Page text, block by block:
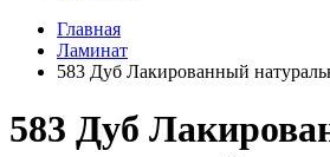
Главная
Ламинат
583 Дуб Лакированный
583 Дуб